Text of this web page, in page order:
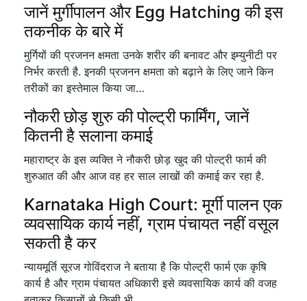
जानें मुर्गीपालन और Egg Hatching की इस
तकनीक के बारे में
मुर्गियों की प्रजनन क्षमता उनके शरीर की बनावट और इम्युनीटी पर
निर्भर करती है. इनकी प्रजनन क्षमता को बढ़ाने के लिए जाने किन
तरीकों का इस्तेमाल किया जा…
नौकरी छोड़ शुरु की पोल्ट्री फार्मिंग, जानें
कितनी है सलाना कमाई
महाराष्ट्र के इस व्यक्ति ने नौकरी छोड़ खुद की पोल्ट्री फार्म की
शुरुआत की और आज वह हर साल लाखों की कमाई कर रहा है.
Karnataka High Court: मूर्गी पालन एक
व्यवसायिक कार्य नहीं, ग्राम पंचायत नहीं वसूल
सकती है कर
न्यायमूर्ति सूरज गोविंदराज ने बताया है कि पोल्ट्री फार्म एक कृषि
कार्य है और ग्राम पंचायत अधिकारी इसे व्यवसायिक कार्य की वजह